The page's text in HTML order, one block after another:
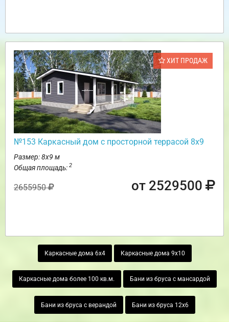
ХИТ ПРОДАЖ
№153 Каркасный дом с просторной террасой 8х9
Размер: 8х9 м
Общая площадь: 2
2655950 от 2529500
Каркасные дома 6х4 Каркасные дома 9х10
Каркасные дома более 100 кв.м. Бани из бруса с мансардой
Бани из бруса с верандой Бани из бруса 12х6